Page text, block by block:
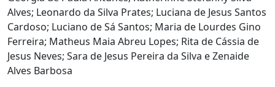
Alves; Leonardo da Silva Prates; Luciana de Jesus Santos
Cardoso; Luciano de Sá Santos; Maria de Lourdes Gino
Ferreira; Matheus Maia Abreu Lopes; Rita de Cássia de
Jesus Neves; Sara de Jesus Pereira da Silva e Zenaide
Alves Barbosa